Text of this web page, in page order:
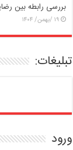
بررسی رابطه بین
۱۹ /بهمن/ ۱۴۰۴
تبلیغات:
ورود